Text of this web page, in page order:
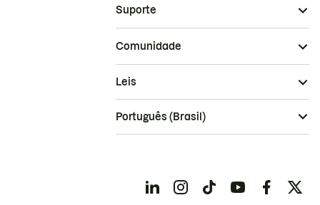
Suporte
Comunidade
Leis
Português (Brasil)